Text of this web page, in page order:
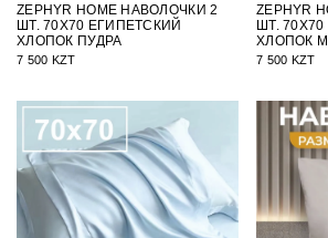
ZEPHYR HOME НАВОЛОЧКИ 2
ШТ. 70Х70 ЕГИПЕТСКИЙ
ХЛОПОК ПУДРА
7 500 KZT
ZEPHYR
ШТ.
ХЛОПОК
7 500 KZT